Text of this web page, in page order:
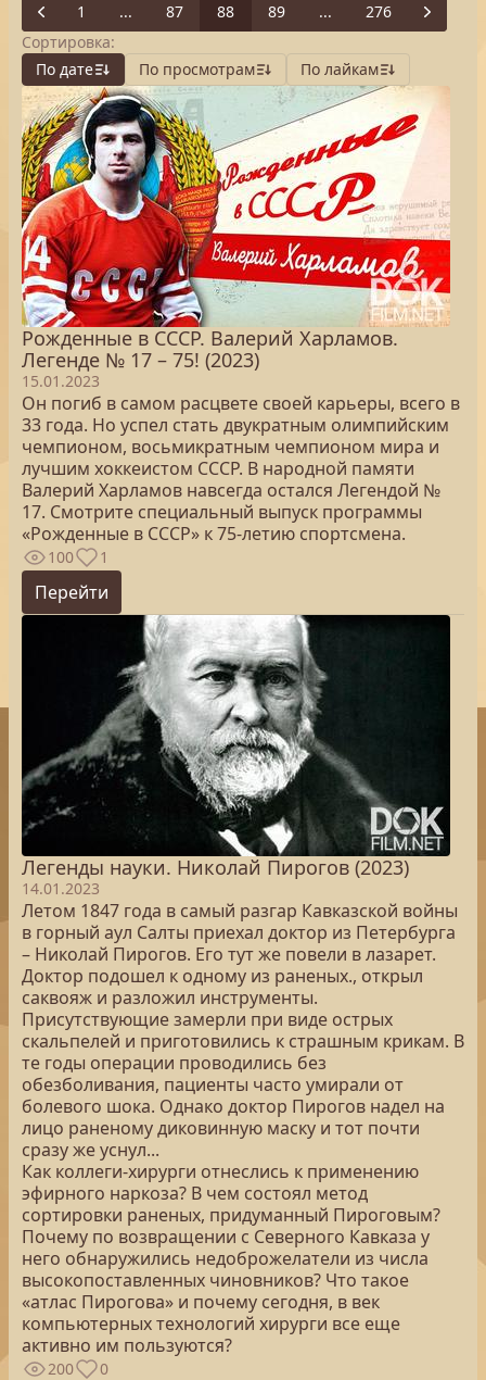
Previous
1 ... 87 88 89 ... 276
Next
Сортировка:
По дате
По просмотрам По лайкам
Рожденные в СССР. Валерий Харламов.
Легенде № 17 – 75! (2023)
15.01.2023
Он погиб в самом расцвете своей карьеры, всего в
33 года. Но успел стать двукратным олимпийским
чемпионом, восьмикратным чемпионом мира и
лучшим хоккеистом СССР. В народной памяти
Валерий Харламов навсегда остался Легендой №
17. Смотрите специальный выпуск программы
«Рожденные в СССР» к 75-летию спортсмена.
100 1
Перейти
Легенды науки. Николай Пирогов (2023)
14.01.2023
Летом 1847 года в самый разгар Кавказской войны
в горный аул Салты приехал доктор из Петербурга
– Николай Пирогов. Его тут же повели в лазарет.
Доктор подошел к одному из раненых., открыл
саквояж и разложил инструменты.
Присутствующие замерли при виде острых
скальпелей и приготовились к страшным крикам. В
те годы операции проводились без
обезболивания, пациенты часто умирали от
болевого шока. Однако доктор Пирогов надел на
лицо раненому диковинную маску и тот почти
сразу же уснул...
Как коллеги-хирурги отнеслись к применению
эфирного наркоза? В чем состоял метод
сортировки раненых, придуманный Пироговым?
Почему по возвращении с Северного Кавказа у
него обнаружились недоброжелатели из числа
высокопоставленных чиновников? Что такое
«атлас Пирогова» и почему сегодня, в век
компьютерных технологий хирурги все еще
активно им пользуются?
200 0